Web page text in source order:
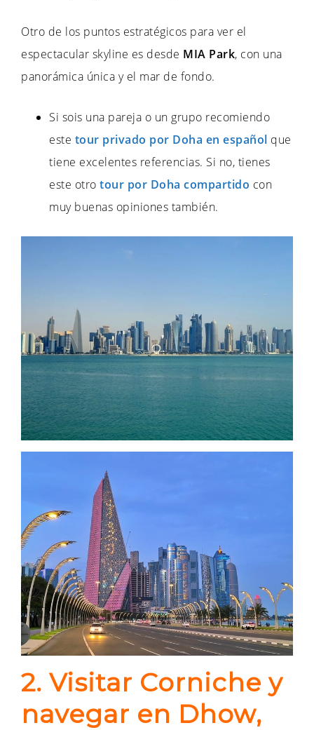
Otro de los puntos estratégicos para ver el
espectacular skyline es desde MIA Park, con una
panorámica única y el mar de fondo.
Si sois una pareja o un grupo recomiendo
este tour privado por Doha en español que
tiene excelentes referencias. Si no, tienes
este otro tour por Doha compartido con
muy buenas opiniones también.
2. Visitar Corniche y
navegar en Dhow,